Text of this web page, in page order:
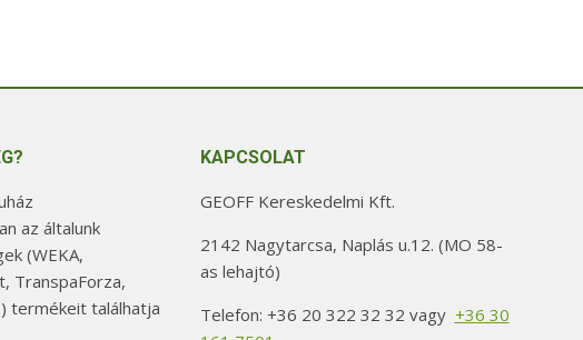
az általunk
(WEKA,
TranspaForza,
termékeit találhatja
KAPCSOLAT
GEOFF Kereskedelmi Kft.
2142 Nagytarcsa, Naplás u.12. (MO 58-
as lehajtó)
Telefon: +36 20 322 32 32 vagy +36 30